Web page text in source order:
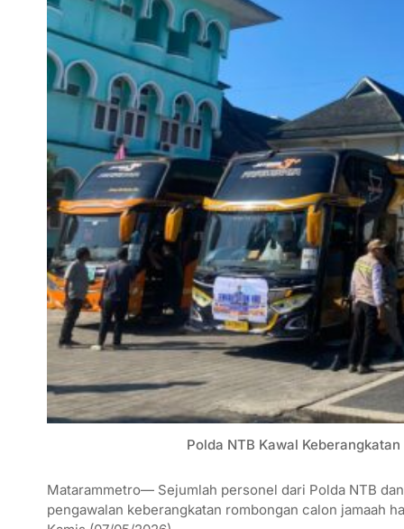
Polda NTB Kawal
Matarammetro— Sejumlah personel dari Polda NTB
pengawalan keberangkatan rombongan calon jamaah